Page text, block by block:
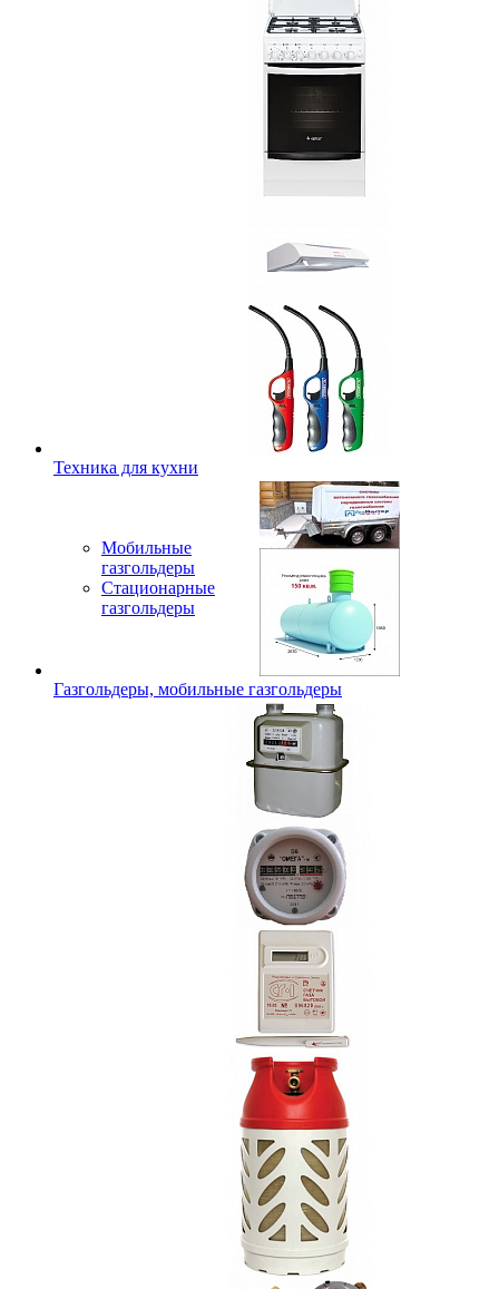
Техника для кухни
Мобильные
газгольдеры
Стационарные
газгольдеры
Газгольдеры, мобильные газгольдеры